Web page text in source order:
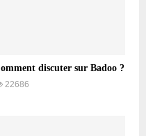
discuter sur Badoo ?
22686